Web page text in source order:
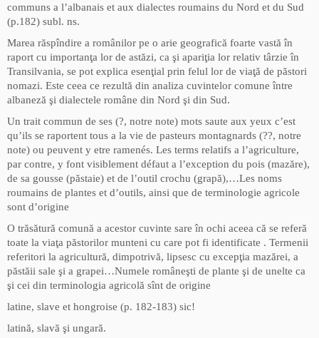
communs a l’albanais et aux dialectes roumains du Nord et du Sud
(p.182) subl. ns.
Marea răspîndire a românilor pe o arie geografică foarte vastă în
raport cu importanţa lor de astăzi, ca şi apariţia lor relativ târzie în
Transilvania, se pot explica esenţial prin felul lor de viaţă de păstori
nomazi. Este ceea ce rezultă din analiza cuvintelor comune între
albaneză şi dialectele române din Nord şi din Sud.
Un trait commun de ses (?, notre note) mots saute aux yeux c’est
qu’ils se raportent tous a la vie de pasteurs montagnards (??, notre
note) ou peuvent y etre ramenés. Les terms relatifs a l’agriculture,
par contre, y font visiblement défaut a l’exception du pois (mazăre),
de sa gousse (păstaie) et de l’outil crochu (grapă),…Les noms
roumains de plantes et d’outils, ainsi que de terminologie agricole
sont d’origine
O trăsătură comună a acestor cuvinte sare în ochi aceea că se referă
toate la viaţa păstorilor munteni cu care pot fi identificate . Termenii
referitori la agricultură, dimpotrivă, lipsesc cu excepţia mazărei, a
păstăii sale şi a grapei…Numele româneşti de plante şi de unelte ca
şi cei din terminologia agricolă sînt de origine
latine, slave et hongroise (p. 182-183) sic!
latină, slavă şi ungară.